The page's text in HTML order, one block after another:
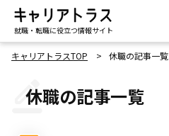
就職・転職に役立つ情報サイト
キャリアトラスTOP 休職の記事一覧
休職の記事一覧